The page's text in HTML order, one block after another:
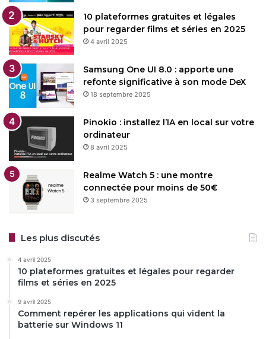
10 plateformes gratuites et légales
pour regarder films et séries en 2025
4 avril 2025
Samsung One UI 8.0 : apporte une
refonte significative à son mode DeX
18 septembre 2025
Pinokio : installez l’IA en local sur votre
ordinateur
8 avril 2025
Realme Watch 5 : une montre
connectée pour moins de 50€
3 septembre 2025
Les plus discutés
4 avril 2025
10 plateformes gratuites et légales pour regarder
films et séries en 2025
9 avril 2025
Comment repérer les applications qui vident la
batterie sur Windows 11